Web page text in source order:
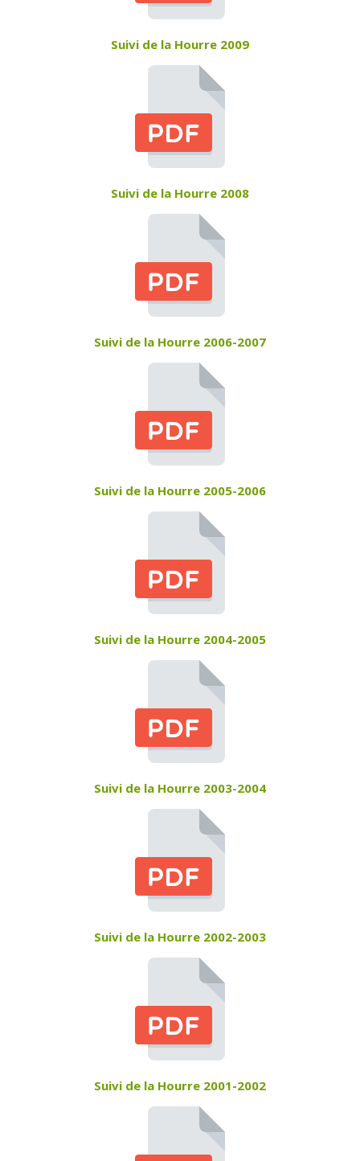
Suivi de la Hourre 2009
Suivi de la Hourre 2008
Suivi de la Hourre 2006-2007
Suivi de la Hourre 2005-2006
Suivi de la Hourre 2004-2005
Suivi de la Hourre 2003-2004
Suivi de la Hourre 2002-2003
Suivi de la Hourre 2001-2002